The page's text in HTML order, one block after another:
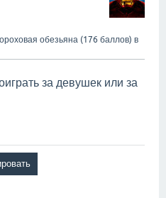
обезьяна (176 баллов) в
за девушек или за